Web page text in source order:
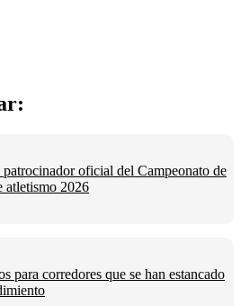
patrocinador oficial del Campeonato de
atletismo 2026
para corredores que se han estancado